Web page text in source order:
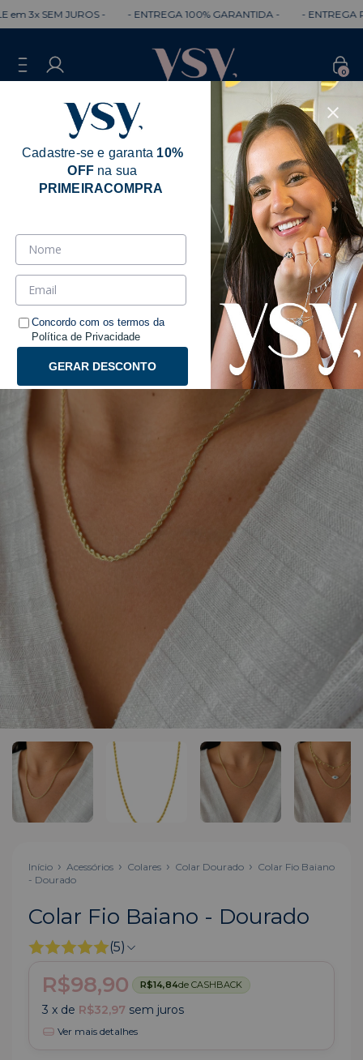
SEM JUROS - - ENTREGA 100% GARANTIDA - - ENTREGA
0
Início Acessórios Colares Colar Dourado
Colar Fio Baiano
- Dourado
Colar Fio Baiano - Dourado
(5)
R$98,90 R$14,84de CASHBACK
3 x de R$32,97 sem juros
Ver mais detalhes
Cadastre-se e garanta 10%
OFF na sua
PRIMEIRACOMPRA
Concordo com os termos da
Política de Privacidade
GERAR DESCONTO